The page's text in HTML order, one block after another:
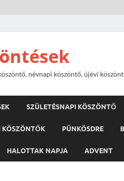
névnapi köszöntő, újévi
SZÜLETÉSNAPI KÖSZÖNTŐ
PÜNKÖSDRE
HALOTTAK NAPJA ADVENT